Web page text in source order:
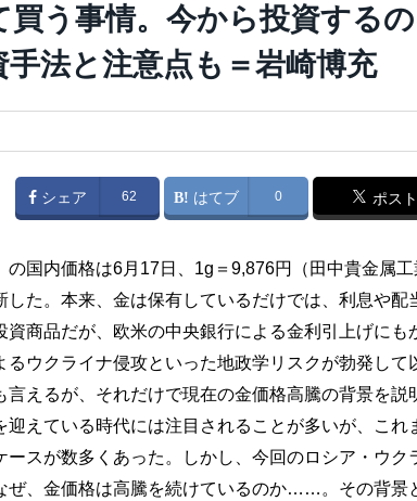
買う事情。今から投資する
手法と注意点も＝岩崎博充
シェア 62 はてブ 0 ポスト
の国内価格は6月17日、1g＝9,876円（田中貴金属
した。本来、金は保有しているだけでは、利息や
資商品だが、欧米の中央銀行による金利引上げにも
るウクライナ侵攻といった地政学リスクが勃発し
言えるが、それだけで現在の金価格高騰の背景を説
迎えている時代には注目されることが多いが、これ
ースが数多くあった。しかし、今回のロシア・ウク
ぜ、金価格は高騰を続けているのか……。その背景